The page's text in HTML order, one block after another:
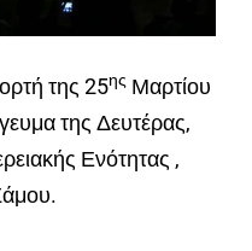
της 25ης Μαρτίου
της Δευτέρας,
Ενότητας ,